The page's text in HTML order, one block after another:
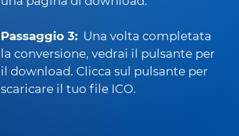
Passaggio 3: Una volta completata
la conversione, vedrai il pulsante per
il download. Clicca sul pulsante per
scaricare il tuo file ICO.